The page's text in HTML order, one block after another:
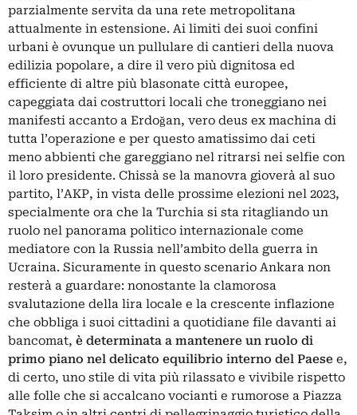
parzialmente servita da una rete metropolitana
attualmente in estensione. Ai limiti dei suoi confini
urbani è ovunque un pullulare di cantieri della nuova
edilizia popolare, a dire il vero più dignitosa ed
efficiente di altre più blasonate città europee,
capeggiata dai costruttori locali che troneggiano nei
manifesti accanto a Erdoğan, vero deus ex machina di
tutta l’operazione e per questo amatissimo dai ceti
meno abbienti che gareggiano nel ritrarsi nei selfie con
il loro presidente. Chissà se la manovra gioverà al suo
partito, l’AKP, in vista delle prossime elezioni nel 2023,
specialmente ora che la Turchia si sta ritagliando un
ruolo nel panorama politico internazionale come
mediatore con la Russia nell’ambito della guerra in
Ucraina. Sicuramente in questo scenario Ankara non
resterà a guardare: nonostante la clamorosa
svalutazione della lira locale e la crescente inflazione
che obbliga i suoi cittadini a quotidiane file davanti ai
bancomat, è determinata a mantenere un ruolo di
primo piano nel delicato equilibrio interno del Paese e,
di certo, uno stile di vita più rilassato e vivibile rispetto
alle folle che si accalcano vocianti e rumorose a Piazza